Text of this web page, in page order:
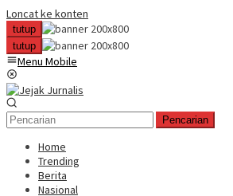
Loncat ke konten
tutup
tutup
Menu Mobile
Pencarian
Home
Trending
Berita
Nasional